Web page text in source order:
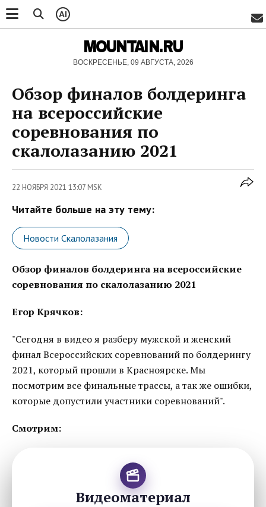
AI
MOUNTAIN.RU
ВОСКРЕСЕНЬЕ, 09 АВГУСТА, 2026
Обзор финалов болдеринга
на всероссийские
соревнования по
скалолазанию 2021
22 НОЯБРЯ 2021 13:07 MSK
Читайте больше на эту тему:
Новости Скалолазания
Обзор финалов болдеринга на всероссийские
соревнования по скалолазанию 2021
Егор Крячков:
"Сегодня в видео я разберу мужской и женский
финал Всероссийских соревнований по болдерингу
2021, который прошли в Красноярске. Мы
посмотрим все финальные трассы, а так же ошибки,
которые допустили участники соревнований".
Смотрим:
Видеоматериал